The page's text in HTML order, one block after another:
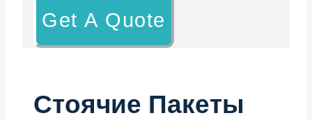
Get A Quote
Стоячие Пакеты